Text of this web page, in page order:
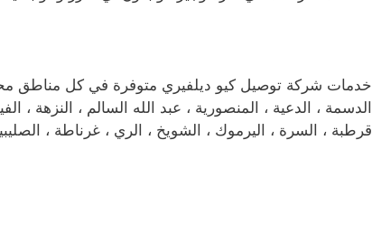
خدمات شركة توصيل كيو ديلفيري متوفرة في كل مناطق
الدسمة ، الدعية ، المنصورية ، عبد الله السالم ، النزهة ،
قرطبة ، السرة ، اليرموك ، الشويخ ، الري ، غرناطة ،